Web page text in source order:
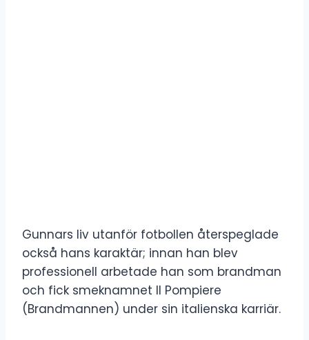
Gunnars liv utanför fotbollen återspeglade
också hans karaktär; innan han blev
professionell arbetade han som brandman
och fick smeknamnet Il Pompiere
(Brandmannen) under sin italienska karriär.